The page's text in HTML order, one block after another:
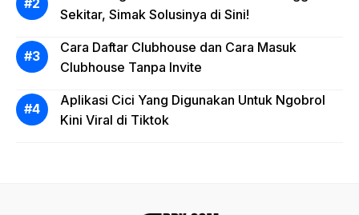
Sekitar, Simak Solusinya di Sini!
Cara Daftar Clubhouse dan Cara Masuk
Clubhouse Tanpa Invite
Aplikasi Cici Yang Digunakan Untuk Ngobrol
Kini Viral di Tiktok